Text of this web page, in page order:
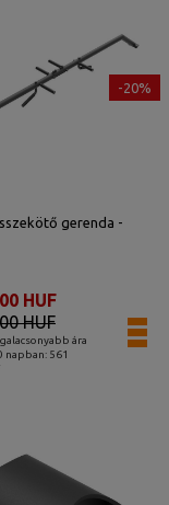
-20%
gerenda -
ára
napban: 561
HUF
HUF